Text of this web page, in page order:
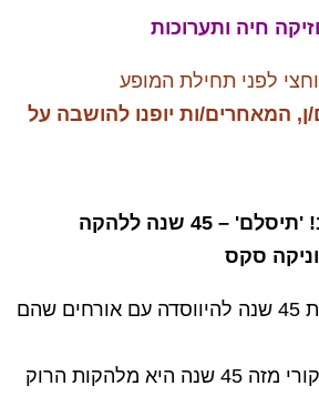
חיה ותערוכות
לפני תחילת המופע
המאחרים/ות יופנו להושבה על
– 45 שנה ללהקה
סקס
להקת 'תיסלם' מציינת 45 שנה להיווסדה עם אורחים שהם
הלהקה בהרכבה המקורי מזה 45 שנה היא מלהקות הרוק